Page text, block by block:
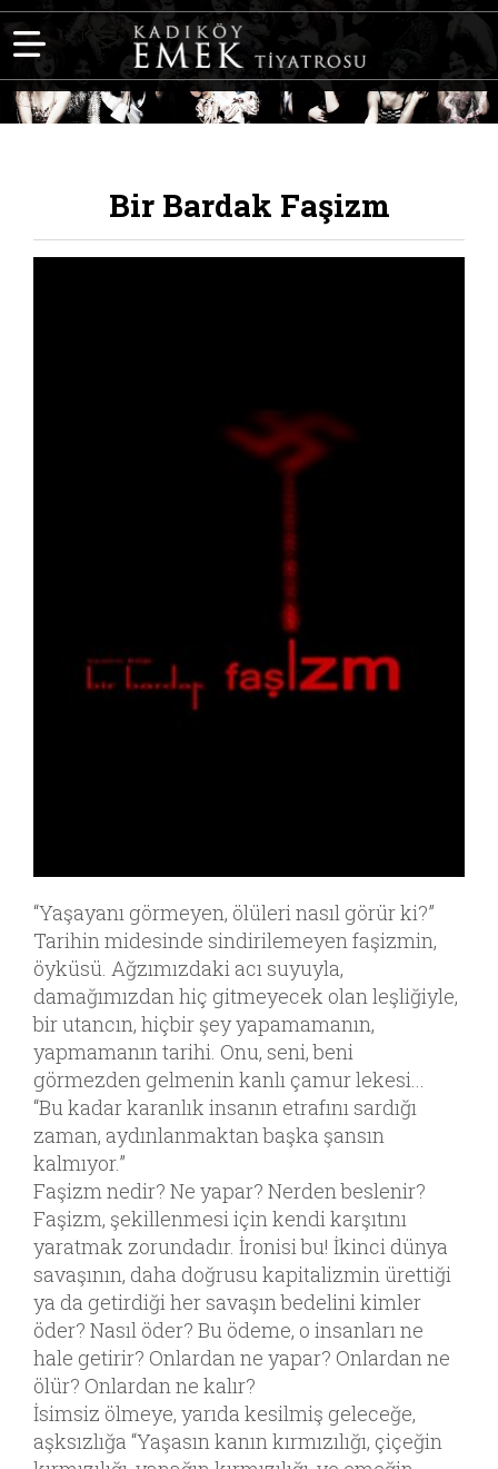
Bir Bardak Faşizm
“Yaşayanı görmeyen, ölüleri nasıl görür ki?”
Tarihin midesinde sindirilemeyen faşizmin,
öyküsü. Ağzımızdaki acı suyuyla,
damağımızdan hiç gitmeyecek olan leşliğiyle,
bir utancın, hiçbir şey yapamamanın,
yapmamanın tarihi. Onu, seni, beni
görmezden gelmenin kanlı çamur lekesi...
“Bu kadar karanlık insanın etrafını sardığı
zaman, aydınlanmaktan başka şansın
kalmıyor.”
Faşizm nedir? Ne yapar? Nerden beslenir?
Faşizm, şekillenmesi için kendi karşıtını
yaratmak zorundadır. İronisi bu! İkinci dünya
savaşının, daha doğrusu kapitalizmin ürettiği
ya da getirdiği her savaşın bedelini kimler
öder? Nasıl öder? Bu ödeme, o insanları ne
hale getirir? Onlardan ne yapar? Onlardan ne
ölür? Onlardan ne kalır?
İsimsiz ölmeye, yarıda kesilmiş geleceğe,
aşksızlığa “Yaşasın kanın kırmızılığı, çiçeğin